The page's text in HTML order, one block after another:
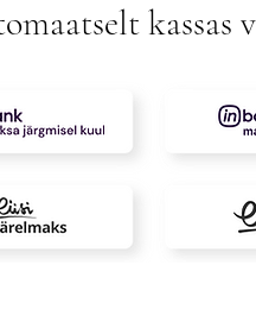
kassas